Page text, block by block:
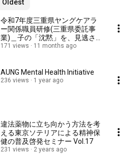
Oldest
令和7年度三重県ヤングケアラ
ー関係職員研修(三重県委託事
業)＿子の「沈黙」を、見逃さ
ない
171 views 11 months ago
AUNG Mental Health Initiative
236 views 1 year ago
違法薬物に立ち向かう方法を考
える東京ソテリアによる精神保
健の普及啓発セミナー Vol.17
231 views 2 years ago